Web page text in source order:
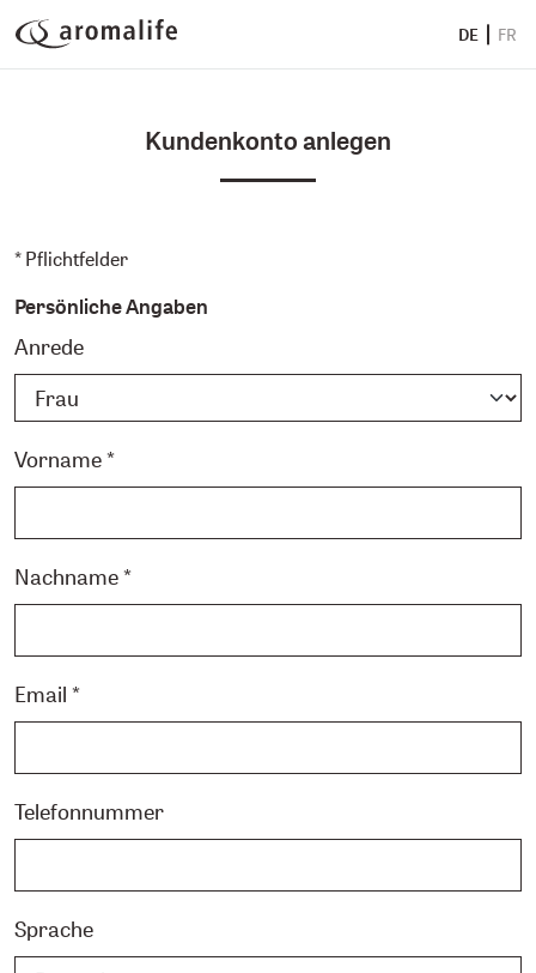
DE FR
Kundenkonto anlegen
* Pflichtfelder
Persönliche Angaben
Anrede
Vorname *
Nachname *
Email *
Telefonnummer
Sprache